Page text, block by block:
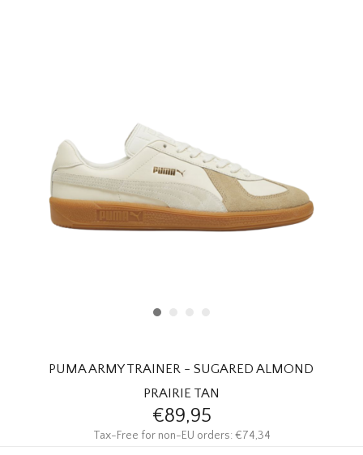
PUMA ARMY TRAINER - SUGARED ALMOND
PRAIRIE TAN
€89,95
Tax-Free for non-EU orders: €74,34